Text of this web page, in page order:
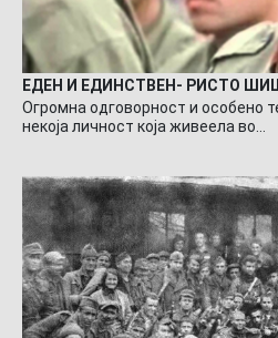
ЕДЕН И ЕДИНСТВЕН- РИСТО
Огромна одговорност и особено
некоја личност која живеела во…